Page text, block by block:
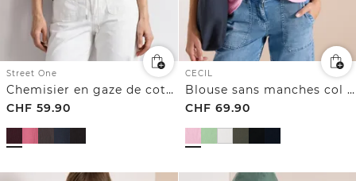
Street One
Chemisier en gaze de coton
CHF 59.90
CECIL
Blouse sans manches col V en gaze de coton
CHF 69.90